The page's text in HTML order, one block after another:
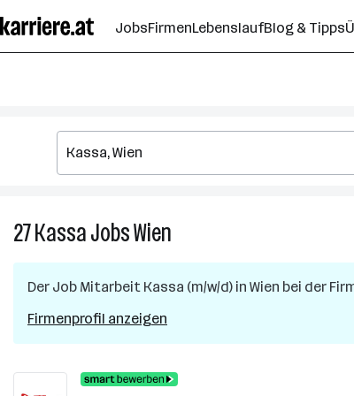
Seiteninhalt
springen
JobsFirmenLebenslaufBlog & Tipps
27KassaJobsWien
in
Der Job Mitarbeit Kassa (m/w/d) in Wien bei der
Firmenprofil anzeigen